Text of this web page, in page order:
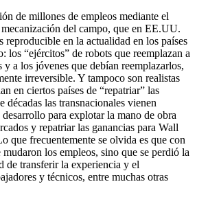
de millones de empleos mediante el
del campo, que en EE.UU.
en la actualidad en los países
los “ejércitos” de robots que reemplazan a
y a los jóvenes que debían reemplazarlos,
irreversible. Y tampoco son realistas
en ciertos países de “repatriar” las
décadas las transnacionales vienen
para explotar la mano de obra
y repatriar las ganancias para Wall
que frecuentemente se olvida es que con
mudaron los empleos, sino que se perdió la
de transferir la experiencia y el
y técnicos, entre muchas otras